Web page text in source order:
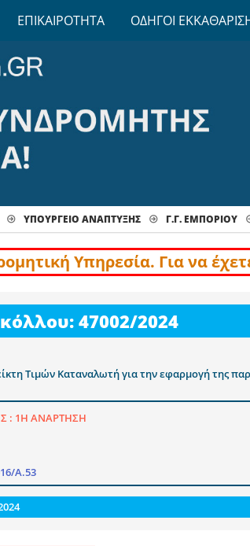
ΕΠΙΚΑΙΡΟΤΗΤΑ ΟΔΗΓΟΙ
ΥΠΟΥΡΓΕΙΟ ΑΝΑΠΤΥΞΗΣ Γ.Γ. ΕΜΠΟΡΙΟΥ
Υπηρεσία. Για να
47002/2024
Τιμών Καταναλωτή για την εφαρμογή της
: 1Η ΑΝΑΡΤΗΣΗ
Α.53